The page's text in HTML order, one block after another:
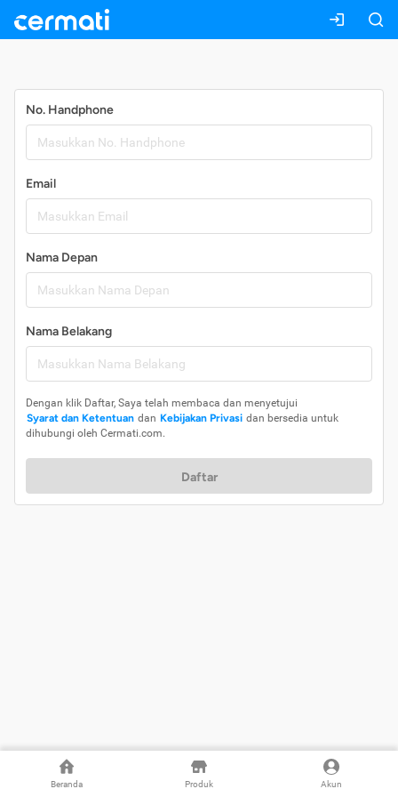
Beranda Produk Akun
No. Handphone
Email
Nama Depan
Nama Belakang
Dengan klik Daftar, Saya telah membaca dan menyetujui
Syarat dan Ketentuan dan Kebijakan Privasi dan bersedia untuk
dihubungi oleh Cermati.com.
Daftar